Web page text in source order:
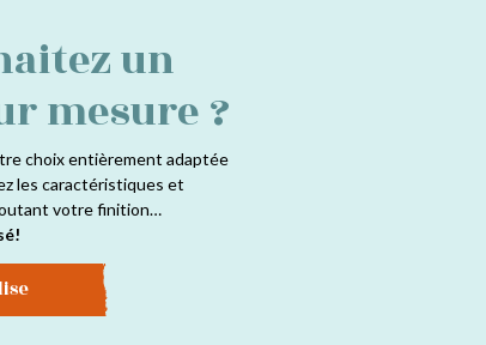
un
mesure ?
choix entièrement adaptée
les caractéristiques et
votre finition…